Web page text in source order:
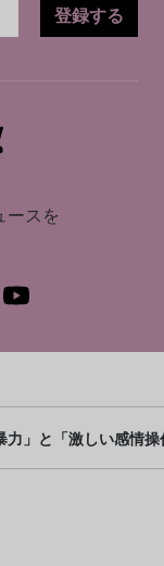
登録する
ースを
力」と「激しい感情